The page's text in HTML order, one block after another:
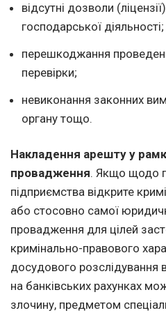
відсутні дозволи
господарської діяльності;
перешкоджання
перевірки;
невиконання законних
органу тощо.
Накладення арешту у
провадження. Якщо щодо
підприємства відкрите
або стосовно самої
провадження для цілей
кримінально-правового
досудового
на банківських рахунках
злочину, предметом